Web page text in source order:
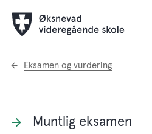
Du
Eksamen og vurdering
Muntlig eksamen